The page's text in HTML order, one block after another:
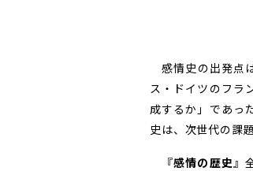
感情史の出発点
ス・ドイツのフラ
成するか」であっ
史は、次世代の課
『感情の歴史』